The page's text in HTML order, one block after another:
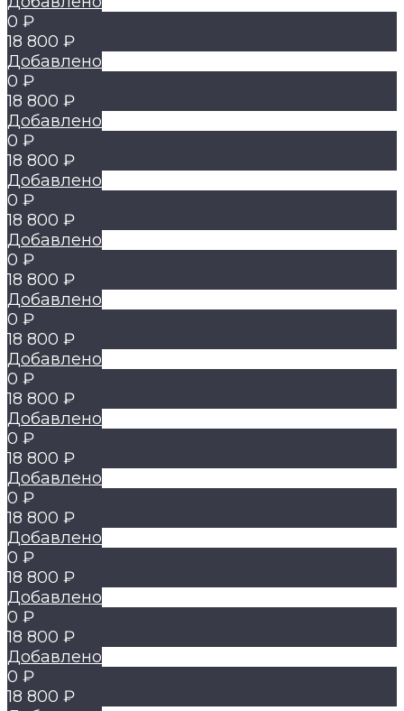
0 ₽
18 800 ₽
Добавлено
0 ₽
18 800 ₽
Добавлено
0 ₽
18 800 ₽
Добавлено
0 ₽
18 800 ₽
Добавлено
0 ₽
18 800 ₽
Добавлено
0 ₽
18 800 ₽
Добавлено
0 ₽
18 800 ₽
Добавлено
0 ₽
18 800 ₽
Добавлено
0 ₽
18 800 ₽
Добавлено
0 ₽
18 800 ₽
Добавлено
0 ₽
18 800 ₽
Добавлено
0 ₽
18 800 ₽